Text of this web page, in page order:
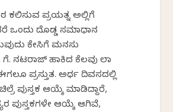
ಕಲಿಸುವ ಪ್ರಯತ್ನ ಅಲ್ಲಿಗೆ
ಒಂದು ದೊಡ್ಡ ಸಮಾಧಾನ
ಕೇಸಿಗೆ ಮನಸು
ಗೆ. ನಟರಾಜ್ ಹಾಕಿದ ಕೆಲವು ಲಾ
ಪ್ರಸ್ತುತ. ಅರ್ಧ ದಿವಸದಲ್ಲಿ
ಪುಸ್ತಕ ಆಯ್ಕೆ ಮಾಡಿದ್ದಾರೆ,
ಪುಸ್ತಕಗಳೇ ಆಯ್ಕೆ ಆಗಿವೆ,